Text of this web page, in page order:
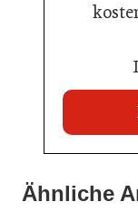
Ähnliche
War die Fußball-
21. Juli 2026
Stipendium für